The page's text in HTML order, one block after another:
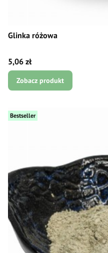
Glinka różowa
Cena
5,06 zł
Zobacz produkt
Bestseller